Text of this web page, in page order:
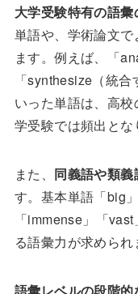
大学受験特有の語彙
単語や、学術論文
ます。例えば、「
「synthesize（統
いった単語は、高
学受験では頻出とな
また、 同義語や類
す。基本単語「big
「immense」「
る語彙力が求められ